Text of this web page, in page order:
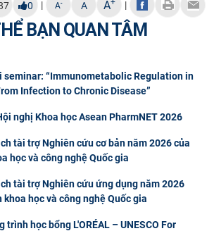
0 | A- A A |
BẠN QUAN TÂM
seminar: “Immunometabolic Regulation in
Infection to Chronic Disease”
nghị Khoa học Asean PharmNET 2026
tài trợ Nghiên cứu cơ bản năm 2026 của
học và công nghệ Quốc gia
tài trợ Nghiên cứu ứng dụng năm 2026
học và công nghệ Quốc gia
trình học bổng L'ORÉAL – UNESCO For